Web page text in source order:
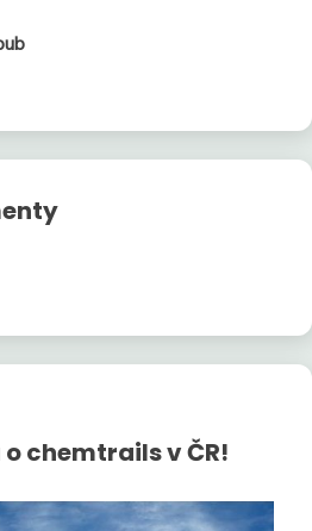
chemtrails v ČR!